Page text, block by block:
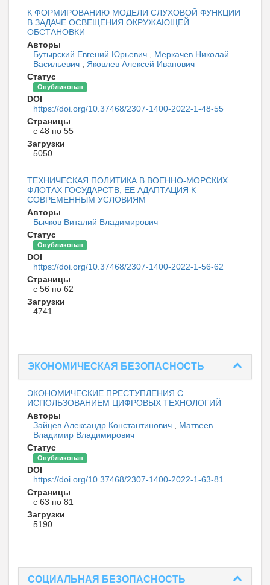
К ФОРМИРОВАНИЮ МОДЕЛИ СЛУХОВОЙ ФУНКЦИИ
В ЗАДАЧЕ ОСВЕЩЕНИЯ ОКРУЖАЮЩЕЙ
ОБСТАНОВКИ
Авторы
Бутырский Евгений Юрьевич
Меркачев Николай
Васильевич
Яковлев Алексей Иванович
Статус
Опубликован
DOI
https://doi.org/10.37468/2307-1400-2022-1-48-55
Страницы
с 48 по 55
Загрузки
5050
ТЕХНИЧЕСКАЯ ПОЛИТИКА В ВОЕННО-МОРСКИХ
ФЛОТАХ ГОСУДАРСТВ, ЕЕ АДАПТАЦИЯ К
СОВРЕМЕННЫМ УСЛОВИЯМ
Авторы
Бычков Виталий Владимирович
Статус
Опубликован
DOI
https://doi.org/10.37468/2307-1400-2022-1-56-62
Страницы
с 56 по 62
Загрузки
4741
ЭКОНОМИЧЕСКАЯ БЕЗОПАСНОСТЬ
ЭКОНОМИЧЕСКИЕ ПРЕСТУПЛЕНИЯ С
ИСПОЛЬЗОВАНИЕМ ЦИФРОВЫХ ТЕХНОЛОГИЙ
Авторы
Зайцев Александр Константинович
Матвеев
Владимир Владимирович
Статус
Опубликован
DOI
https://doi.org/10.37468/2307-1400-2022-1-63-81
Страницы
с 63 по 81
Загрузки
5190
СОЦИАЛЬНАЯ БЕЗОПАСНОСТЬ